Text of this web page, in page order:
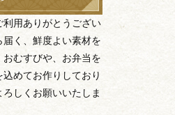
利用ありがとうござい
届く、鮮度よい素材を
むすびや、お弁当を
めてお作りしており
ろしくお願いいたしま